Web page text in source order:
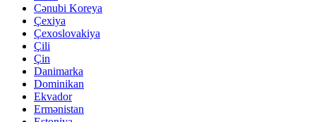
Cənubi Koreya
Çexiya
Çexoslovakiya
Çili
Çin
Danimarka
Dominikan
Ekvador
Ermənistan